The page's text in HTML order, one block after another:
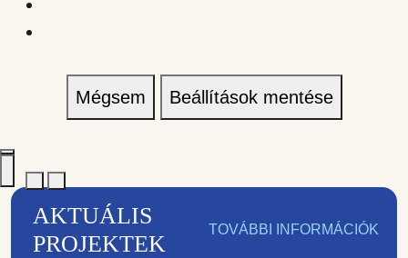
Mégsem Beállítások mentése
AKTUÁLIS
PROJEKTEK
TOVÁBBI INFORMÁCIÓK